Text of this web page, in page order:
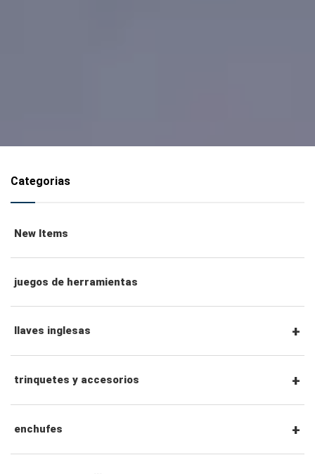
Categorias
New Items
juegos de herramientas
llaves inglesas
llaves combinadas
llaves de trinquete combinadas
trinquetes y accesorios
Trinquetes con accionamiento hexagonal de
enchufes